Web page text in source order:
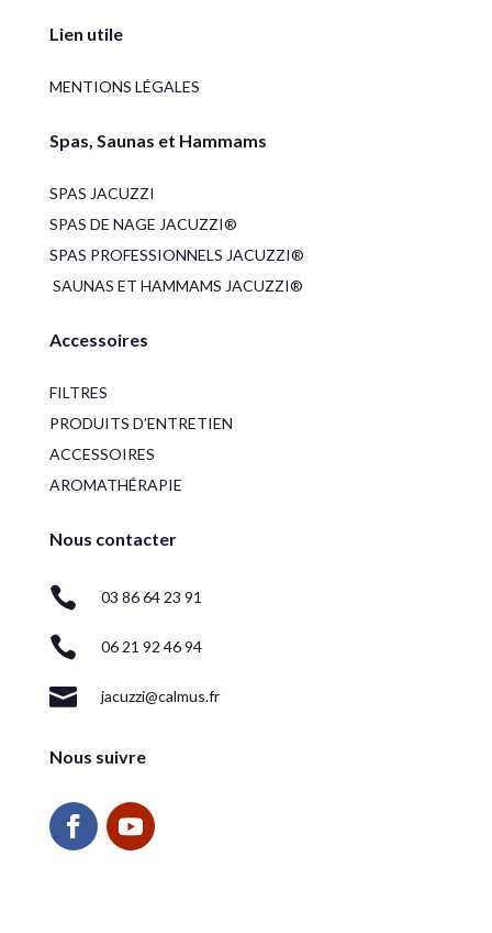
Lien utile
MENTIONS LÉGALES
Spas, Saunas et Hammams
SPAS JACUZZI
SPAS DE NAGE JACUZZI®
SPAS PROFESSIONNELS JACUZZI®
SAUNAS ET HAMMAMS JACUZZI®
Accessoires
FILTRES
PRODUITS D’ENTRETIEN
ACCESSOIRES
AROMATHÉRAPIE
Nous contacter
 03 86 64 23 91
 06 21 92 46 94
 jacuzzi@calmus.fr
Nous suivre